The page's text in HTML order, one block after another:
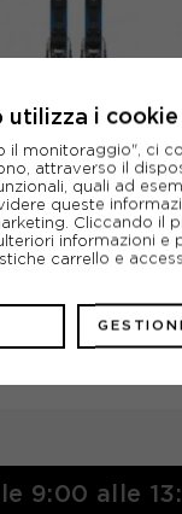
DYNASTAR
TEAM
BAMBINO
ACQUISTA
274,95€
9:00 alle
utilizza i cookie
il monitoraggio", ci
attraverso il
quali ad
queste
Cliccando il
informazioni
carrello e